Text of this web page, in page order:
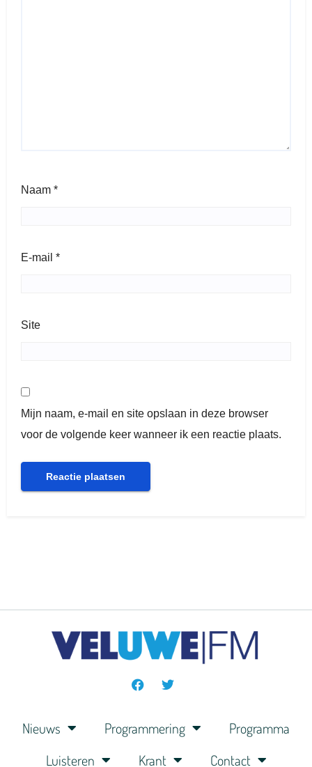
Naam *
E-mail *
Site
Mijn naam, e-mail en site opslaan in deze browser
voor de volgende keer wanneer ik een reactie plaats.
Nieuws Programmering
Programma
Luisteren
Krant Contact